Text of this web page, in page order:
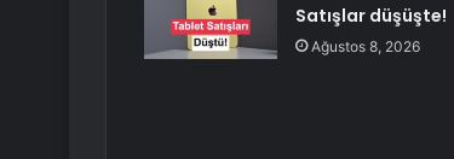
Satışlar düşüşte!
Ağustos 8, 2026